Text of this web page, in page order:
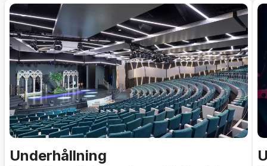
Underhållning